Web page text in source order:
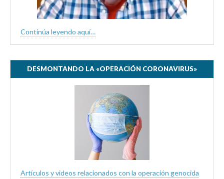
Continúa leyendo aquí…
DESMONTANDO LA «OPERACIÓN CORONAVIRUS»
Artículos y videos relacionados con la operación genocida